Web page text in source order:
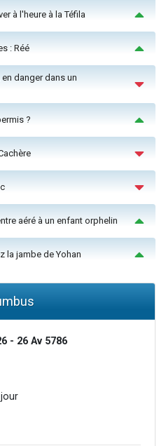
à l'heure à la Téfila
: Réé
en danger dans un
?
aéré à un enfant orphelin
la jambe de Yohan
- 26 Av 5786